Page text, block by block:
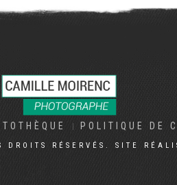
POLITIQUE DE
RÉSERVÉS. SITE